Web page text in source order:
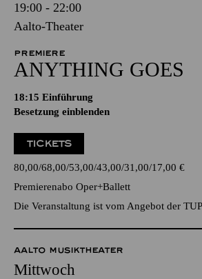
19:00 - 22:00
Aalto-Theater
PREMIERE
ANYTHING GOES
18:15 Einführung
Besetzung einblenden
TICKETS
80,00 68,00 53,00 43,00 31,00 17,00 €
Premierenabo Oper+Ballett
Die Veranstaltung ist vom Angebot der
AALTO MUSIKTHEATER
Mittwoch